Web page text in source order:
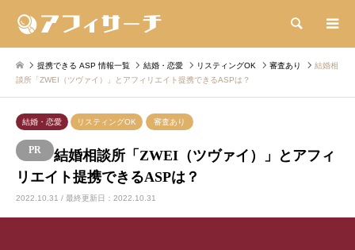
検索
提携できる ASP 情報一覧 結婚・恋愛 リスティングOK 審査あり
結婚相
談所「ZWEI（ツヴァイ）」とアフィリエイト提携できるASPは？
結婚・恋愛 リスティングOK 審査あり
結婚相談所「ZWEI（ツヴァイ）」とアフィ
リエイト提携できるASPは？
2022.10.31 / 最終更新日：2022.10.31